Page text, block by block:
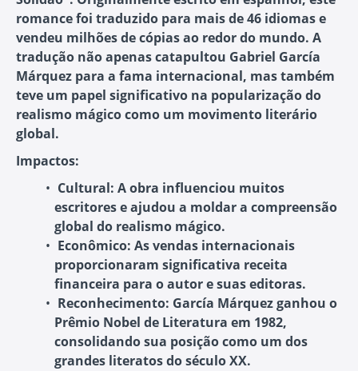
romance foi traduzido para mais de 46 idiomas e
vendeu milhões de cópias ao redor do mundo. A
tradução não apenas catapultou Gabriel García
Márquez para a fama internacional, mas também
teve um papel significativo na popularização do
realismo mágico como um movimento literário
global.
Impactos:
Cultural: A obra influenciou muitos
escritores e ajudou a moldar a compreensão
global do realismo mágico.
Econômico: As vendas internacionais
proporcionaram significativa receita
financeira para o autor e suas editoras.
Reconhecimento: García Márquez ganhou o
Prêmio Nobel de Literatura em 1982,
consolidando sua posição como um dos
grandes literatos do século XX.